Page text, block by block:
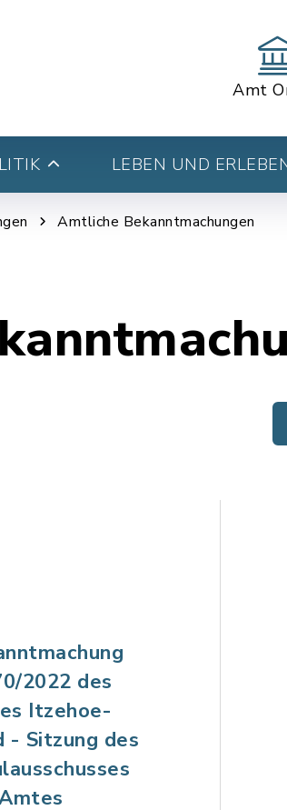
Amt
LEBEN UND
Amtliche Bekanntmachungen
2022 des
Itzehoe-
- Sitzung des